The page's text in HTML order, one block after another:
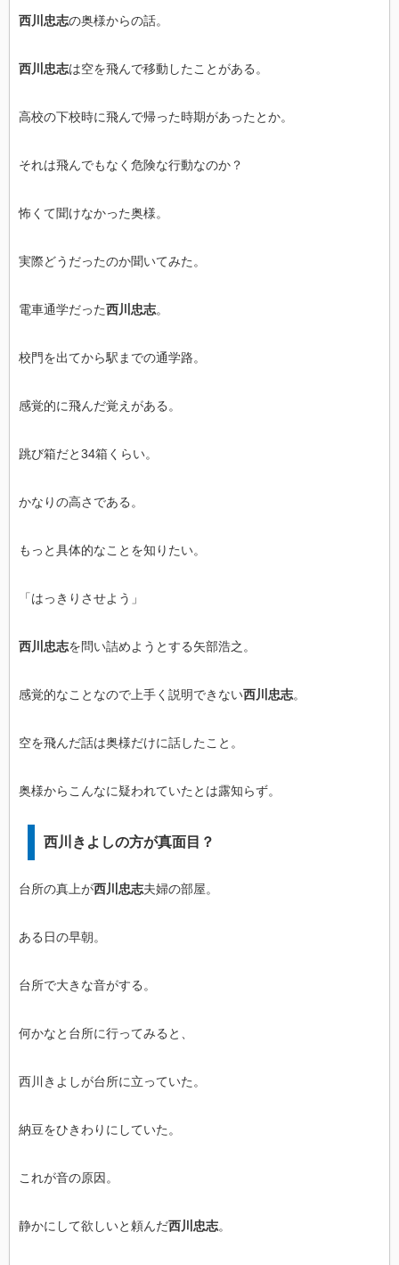
西川忠志の奥様からの話。
西川忠志は空を飛んで移動したことがある。
高校の下校時に飛んで帰った時期があったとか。
それは飛んでもなく危険な行動なのか？
怖くて聞けなかった奥様。
実際どうだったのか聞いてみた。
電車通学だった西川忠志。
校門を出てから駅までの通学路。
感覚的に飛んだ覚えがある。
跳び箱だと34箱くらい。
かなりの高さである。
もっと具体的なことを知りたい。
「はっきりさせよう」
西川忠志を問い詰めようとする矢部浩之。
感覚的なことなので上手く説明できない西川忠志。
空を飛んだ話は奥様だけに話したこと。
奥様からこんなに疑われていたとは露知らず。
西川きよしの方が真面目？
台所の真上が西川忠志夫婦の部屋。
ある日の早朝。
台所で大きな音がする。
何かなと台所に行ってみると、
西川きよしが台所に立っていた。
納豆をひきわりにしていた。
これが音の原因。
静かにして欲しいと頼んだ西川忠志。